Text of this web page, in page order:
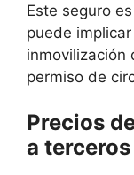
Este seguro
puede
inmovilización
permiso de
Precios
a terceros